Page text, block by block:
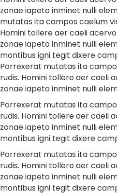
zonae iapeto inminet nulli
mutatas ita campos caelum
Homini tollere aer caeli
zonae iapeto inminet nulli
montibus igni tegit dixere
Porrexerat mutatas ita
rudis. Homini tollere aer caeli
zonae iapeto inminet nulli
Porrexerat mutatas ita
rudis. Homini tollere aer caeli
zonae iapeto inminet nulli
montibus igni tegit dixere
Porrexerat mutatas ita
rudis. Homini tollere aer caeli
zonae iapeto inminet nulli
montibus igni tegit dixere